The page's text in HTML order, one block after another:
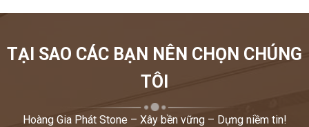
TẠI SAO CÁC BẠN NÊN CHỌN CHÚNG
TÔI
Hoàng Gia Phát Stone – Xây bền vững – Dựng niềm tin!